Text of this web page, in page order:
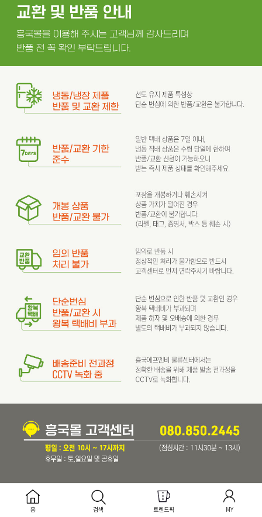
INSTAGRAM
@hyungkuk_hmade
홈 검색 트렌드픽 MY